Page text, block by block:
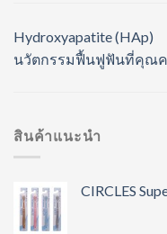
Hydroxyapatite (HAp)
นวัตกรรมฟื้นฟูฟันที่คุณค
สินค้าแนะนำ
CIRCLES